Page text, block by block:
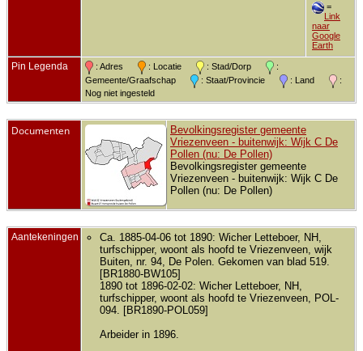
=
Link
naar
Google
Earth
Pin Legenda : Adres : Locatie : Stad/Dorp
:
Gemeente/Graafschap
: Staat/Provincie : Land
:
Nog niet ingesteld
Documenten
Bevolkingsregister gemeente
Vriezenveen - buitenwijk: Wijk C De
Pollen (nu: De Pollen)
Bevolkingsregister gemeente
Vriezenveen - buitenwijk: Wijk C De
Pollen (nu: De Pollen)
Aantekeningen
Ca. 1885-04-06 tot 1890: Wicher Letteboer, NH,
turfschipper, woont als hoofd te Vriezenveen, wijk
Buiten, nr. 94, De Polen. Gekomen van blad 519.
[BR1880-BW105]
1890 tot 1896-02-02: Wicher Letteboer, NH,
turfschipper, woont als hoofd te Vriezenveen, POL-
094. [BR1890-POL059]
Arbeider in 1896.